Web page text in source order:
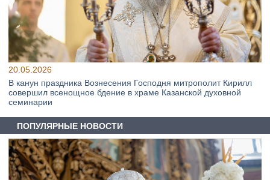
20.05.2026
В канун праздника Вознесения Господня митрополит Кирилл
совершил всенощное бдение в храме Казанской духовной
семинарии
ПОПУЛЯРНЫЕ НОВОСТИ